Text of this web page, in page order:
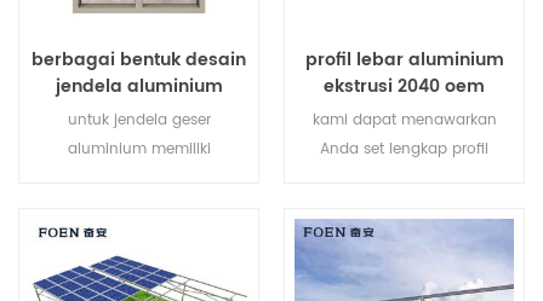
berbagai bentuk desain
jendela aluminium
untuk jendela geser
aluminium memiliki
untuk memungkinkan
ventilasi penuh atas ke
bawah. karena selempang
profil lebar aluminium
ekstrusi 2040 oem
kami dapat menawarkan
Anda set lengkap profil
aluminium pasir.